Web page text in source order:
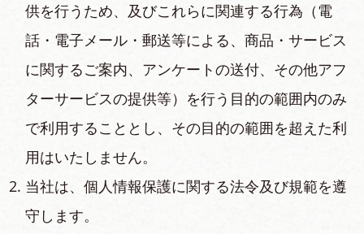
供を⾏うため、及びこれらに関連する⾏為（電
話・電⼦メール・郵送等による、商品・サービス
に関するご案内、アンケートの送付、その他アフ
ターサービスの提供等）を⾏う⽬的の範囲内のみ
で利⽤することとし、その⽬的の範囲を超えた利
⽤はいたしません。
当社は、個⼈情報保護に関する法令及び規範を遵
守します。